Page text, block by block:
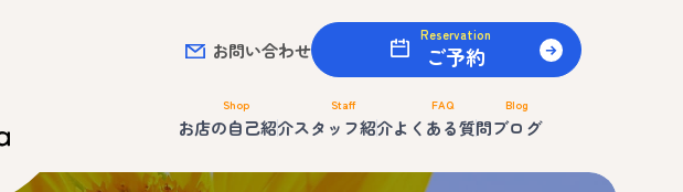
お問い合わせ
Reservation
ご予約
Shop
お店の自己紹介
Staff
スタッフ紹介
FAQ
よくある質問
Blog
ブログ